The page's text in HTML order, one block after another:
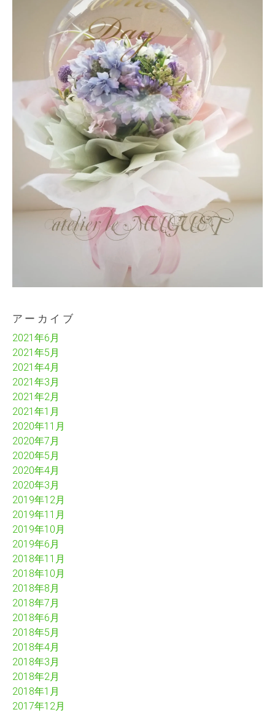
アーカイブ
2021年6月
2021年5月
2021年4月
2021年3月
2021年2月
2021年1月
2020年11月
2020年7月
2020年5月
2020年4月
2020年3月
2019年12月
2019年11月
2019年10月
2019年6月
2018年11月
2018年10月
2018年8月
2018年7月
2018年6月
2018年5月
2018年4月
2018年3月
2018年2月
2018年1月
2017年12月